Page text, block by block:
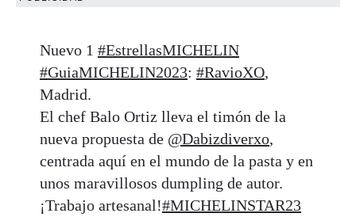
Nuevo 1 #EstrellasMICHELIN
#GuiaMICHELIN2023: #RavioXO,
Madrid.
El chef Balo Ortiz lleva el timón de la
nueva propuesta de @Dabizdiverxo,
centrada aquí en el mundo de la pasta y en
unos maravillosos dumpling de autor.
¡Trabajo artesanal!#MICHELINSTAR23